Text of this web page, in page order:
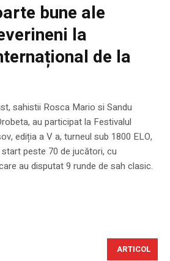
bune ale
la
de la
sahistii Rosca Mario si Sandu
au participat la Festivalul
ediția a V a, turneul sub 1800 ELO,
peste 70 de jucători, cu
au disputat 9 runde de sah clasic.
ARTICOL